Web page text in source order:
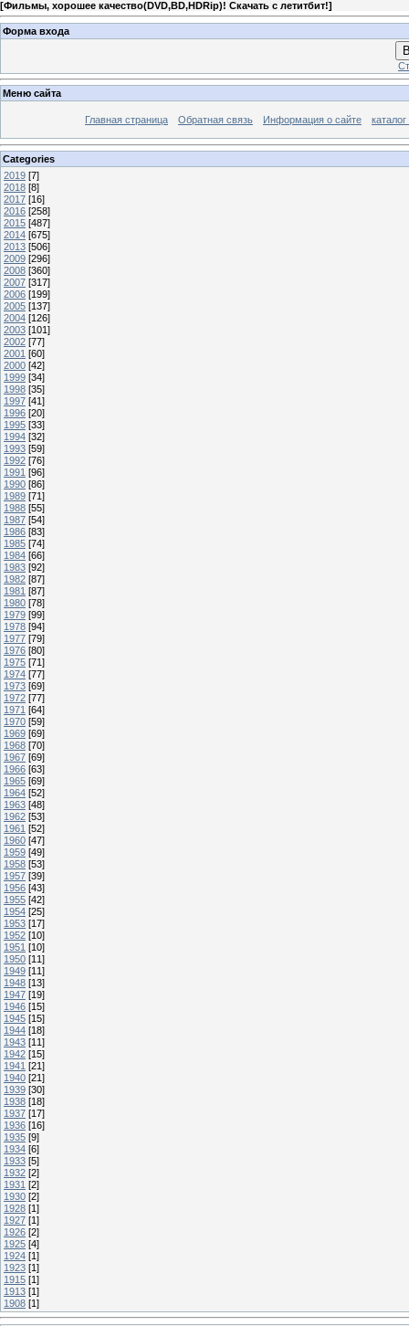
[Фильмы, хорошее качество(DVD,BD,HDRip)! Скачать с летитбит!]
Форма входа
Меню сайта
Главная страница Обратная связь Информация о сайте
Categories
2019 [7]
2018 [8]
2017 [16]
2016 [258]
2015 [487]
2014 [675]
2013 [506]
2009 [296]
2008 [360]
2007 [317]
2006 [199]
2005 [137]
2004 [126]
2003 [101]
2002 [77]
2001 [60]
2000 [42]
1999 [34]
1998 [35]
1997 [41]
1996 [20]
1995 [33]
1994 [32]
1993 [59]
1992 [76]
1991 [96]
1990 [86]
1989 [71]
1988 [55]
1987 [54]
1986 [83]
1985 [74]
1984 [66]
1983 [92]
1982 [87]
1981 [87]
1980 [78]
1979 [99]
1978 [94]
1977 [79]
1976 [80]
1975 [71]
1974 [77]
1973 [69]
1972 [77]
1971 [64]
1970 [59]
1969 [69]
1968 [70]
1967 [69]
1966 [63]
1965 [69]
1964 [52]
1963 [48]
1962 [53]
1961 [52]
1960 [47]
1959 [49]
1958 [53]
1957 [39]
1956 [43]
1955 [42]
1954 [25]
1953 [17]
1952 [10]
1951 [10]
1950 [11]
1949 [11]
1948 [13]
1947 [19]
1946 [15]
1945 [15]
1944 [18]
1943 [11]
1942 [15]
1941 [21]
1940 [21]
1939 [30]
1938 [18]
1937 [17]
1936 [16]
1935 [9]
1934 [6]
1933 [5]
1932 [2]
1931 [2]
1930 [2]
1928 [1]
1927 [1]
1926 [2]
1925 [4]
1924 [1]
1923 [1]
1915 [1]
1913 [1]
1908 [1]